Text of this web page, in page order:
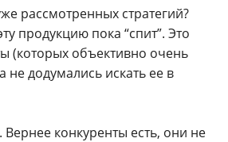
рассмотренных стратегий?
продукцию пока “спит”. Это
(которых объективно очень
не додумались искать ее в
Вернее конкуренты есть, они не